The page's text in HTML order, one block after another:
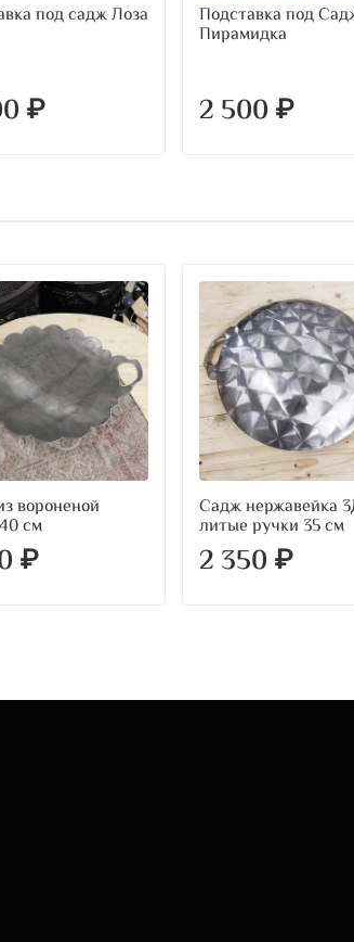
под садж Лоза
₽
Подставка под
Пирамидка
2 500 ₽
вороненой
см
₽
Садж нержавейка
литые ручки 35 см
2 350 ₽